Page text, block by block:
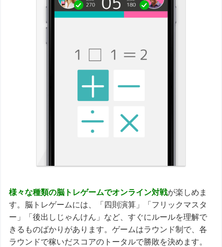
様々な種類の脳トレゲームでオンライン対戦が楽しめま
す。脳トレゲームには、「四則演算」「フリックマスタ
ー」「後出しじゃんけん」など、すぐにルールを理解で
きるものばかりがあります。ゲームはラウンド制で、各
ラウンドで稼いだスコアのトータルで勝敗を決めます。